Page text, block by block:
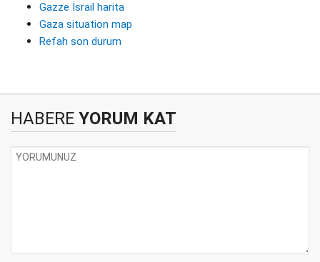
Gazze İsrail harita
Gaza situation map
Refah son durum
HABERE YORUM KAT